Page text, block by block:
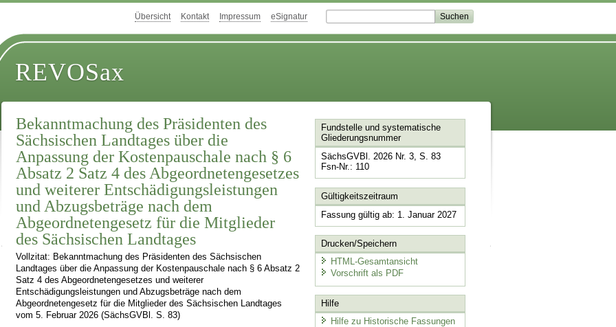
Übersicht Kontakt Impressum eSignatur
REVOSax
Bekanntmachung des Präsidenten des
Sächsischen Landtages über die
Anpassung der Kostenpauschale nach § 6
Absatz 2 Satz 4 des Abgeordnetengesetzes
und weiterer Entschädigungsleistungen
und Abzugsbeträge nach dem
Abgeordnetengesetz für die Mitglieder
des Sächsischen Landtages
Vollzitat: Bekanntmachung des Präsidenten des Sächsischen
Landtages über die Anpassung der Kostenpauschale nach § 6 Absatz 2
Satz 4 des Abgeordnetengesetzes und weiterer
Entschädigungsleistungen und Abzugsbeträge nach dem
Abgeordnetengesetz für die Mitglieder des Sächsischen Landtages
vom 5. Februar 2026 (SächsGVBl. S. 83)
Fundstelle und systematische
Gliederungsnummer
SächsGVBl. 2026 Nr. 3, S. 83
Fsn-Nr.: 110
Gültigkeitszeitraum
Fassung gültig ab: 1. Januar 2027
Drucken/Speichern
HTML-Gesamtansicht
Vorschrift als PDF
Hilfe
Hilfe zu Historische Fassungen